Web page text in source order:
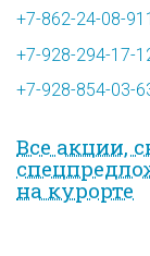
+7-862-24-08-911
+7-928-294-17-
+7-928-854-03-
Все акции,
на курорте